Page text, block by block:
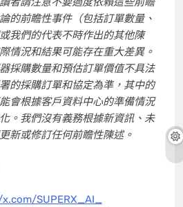
的前瞻性事件（包括訂單數量、
我們的代表不時作出的其他陳
情況和結果可能存在重大差異。
採購數量和預估訂單價值不具法
的採購訂單和協定為準，其中的
會根據客戶資料中心的準備情況
。我們沒有義務根據新資訊、未
新或修訂任何前瞻性陳述。
SUPERX_AI_